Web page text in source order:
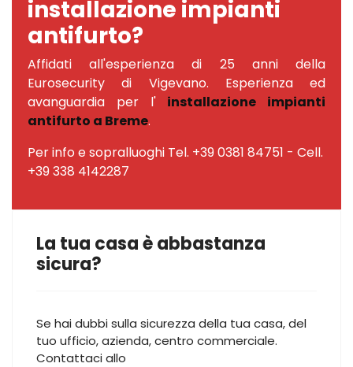
installazione impianti
antifurto?
Affidati all'esperienza di 25 anni della
Eurosecurity di Vigevano. Esperienza ed
avanguardia per l' installazione impianti
antifurto a Breme.
Per info e sopralluoghi Tel. +39 0381 84751 - Cell.
+39 338 4142287
La tua casa è abbastanza
sicura?
Se hai dubbi sulla sicurezza della tua casa, del
tuo ufficio, azienda, centro commerciale.
Contattaci allo